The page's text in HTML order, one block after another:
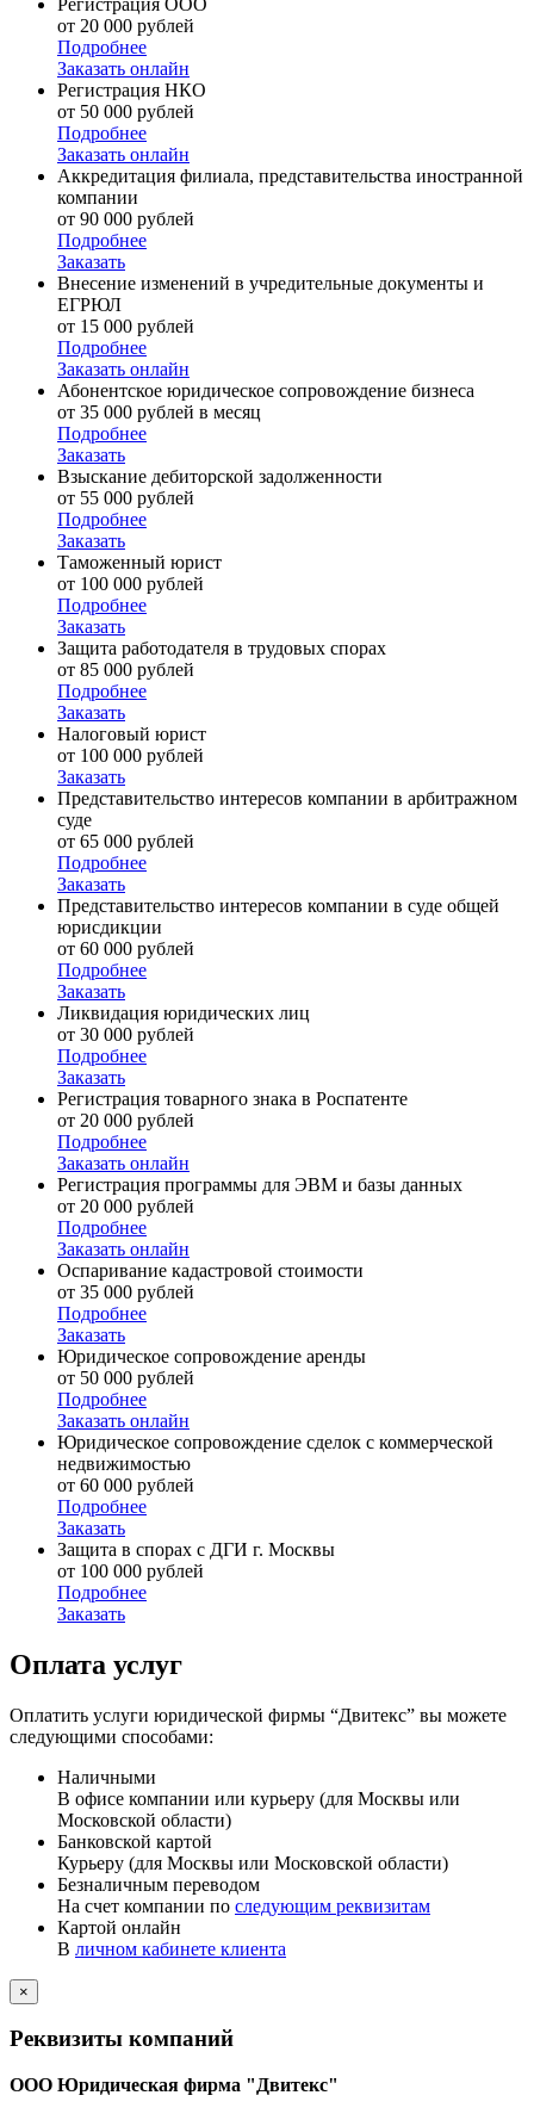
Регистрация ООО
от 20 000 рублей
Подробнее
Заказать онлайн
Регистрация НКО
от 50 000 рублей
Подробнее
Заказать онлайн
Аккредитация филиала, представительства иностранной
компании
от 90 000 рублей
Подробнее
Заказать
Внесение изменений в учредительные документы и
ЕГРЮЛ
от 15 000 рублей
Подробнее
Заказать онлайн
Абонентское юридическое сопровождение бизнеса
от 35 000 рублей в месяц
Подробнее
Заказать
Взыскание дебиторской задолженности
от 55 000 рублей
Подробнее
Заказать
Таможенный юрист
от 100 000 рублей
Подробнее
Заказать
Защита работодателя в трудовых спорах
от 85 000 рублей
Подробнее
Заказать
Налоговый юрист
от 100 000 рублей
Заказать
Представительство интересов компании в арбитражном
суде
от 65 000 рублей
Подробнее
Заказать
Представительство интересов компании в суде общей
юрисдикции
от 60 000 рублей
Подробнее
Заказать
Ликвидация юридических лиц
от 30 000 рублей
Подробнее
Заказать
Регистрация товарного знака в Роспатенте
от 20 000 рублей
Подробнее
Заказать онлайн
Регистрация программы для ЭВМ и базы данных
от 20 000 рублей
Подробнее
Заказать онлайн
Оспаривание кадастровой стоимости
от 35 000 рублей
Подробнее
Заказать
Юридическое сопровождение аренды
от 50 000 рублей
Подробнее
Заказать онлайн
Юридическое сопровождение сделок с коммерческой
недвижимостью
от 60 000 рублей
Подробнее
Заказать
Защита в спорах с ДГИ г. Москвы
от 100 000 рублей
Подробнее
Заказать
Оплата услуг
Оплатить услуги юридической фирмы “Двитекс” вы можете
следующими способами:
Наличными
В офисе компании или курьеру (для Москвы или
Московской области)
Банковской картой
Курьеру (для Москвы или Московской области)
Безналичным переводом
На счет компании по следующим реквизитам
Картой онлайн
В личном кабинете клиента
×
Реквизиты компаний
ООО Юридическая фирма "Двитекс"